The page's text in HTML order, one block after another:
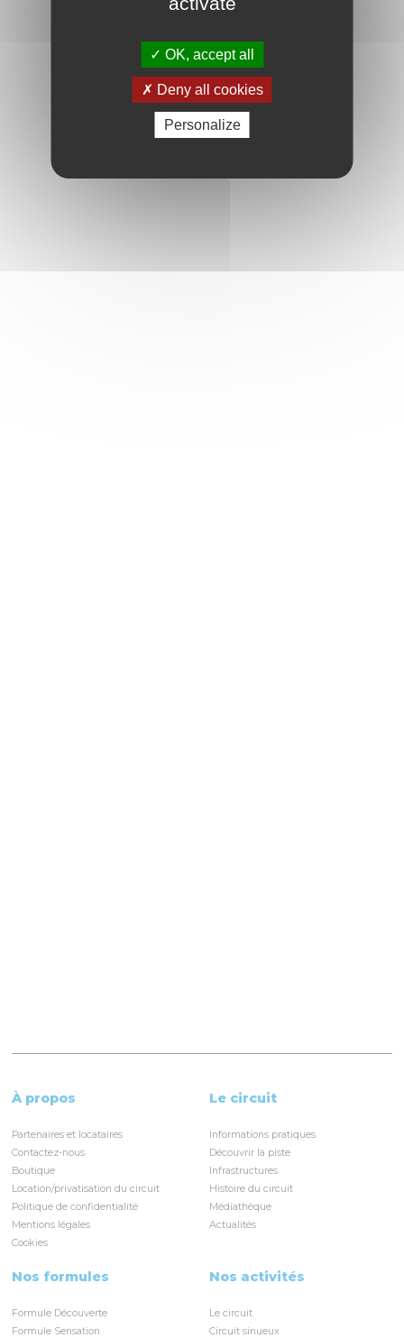
À propos
Partenaires et locataires
Contactez-nous
Boutique
Location/privatisation du circuit
Politique de confidentialité
Mentions légales
Cookies
Le circuit
Informations pratiques
Découvrir la piste
Infrastructures
Histoire du circuit
Médiathèque
Actualités
Nos formules
Formule Découverte
Formule Sensation
Nos activités
Le circuit
Circuit sinueux
OK, accept all
Deny all cookies
Personalize